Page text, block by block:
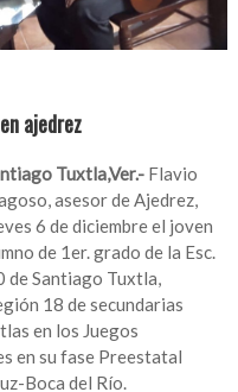
ajedrez
Tuxtla,Ver.- Flavio
asesor de Ajedrez,
6 de diciembre el joven
de 1er. grado de la Esc.
de Santiago Tuxtla,
18 de secundarias
en los Juegos
en su fase Preestatal
Boca del Río.